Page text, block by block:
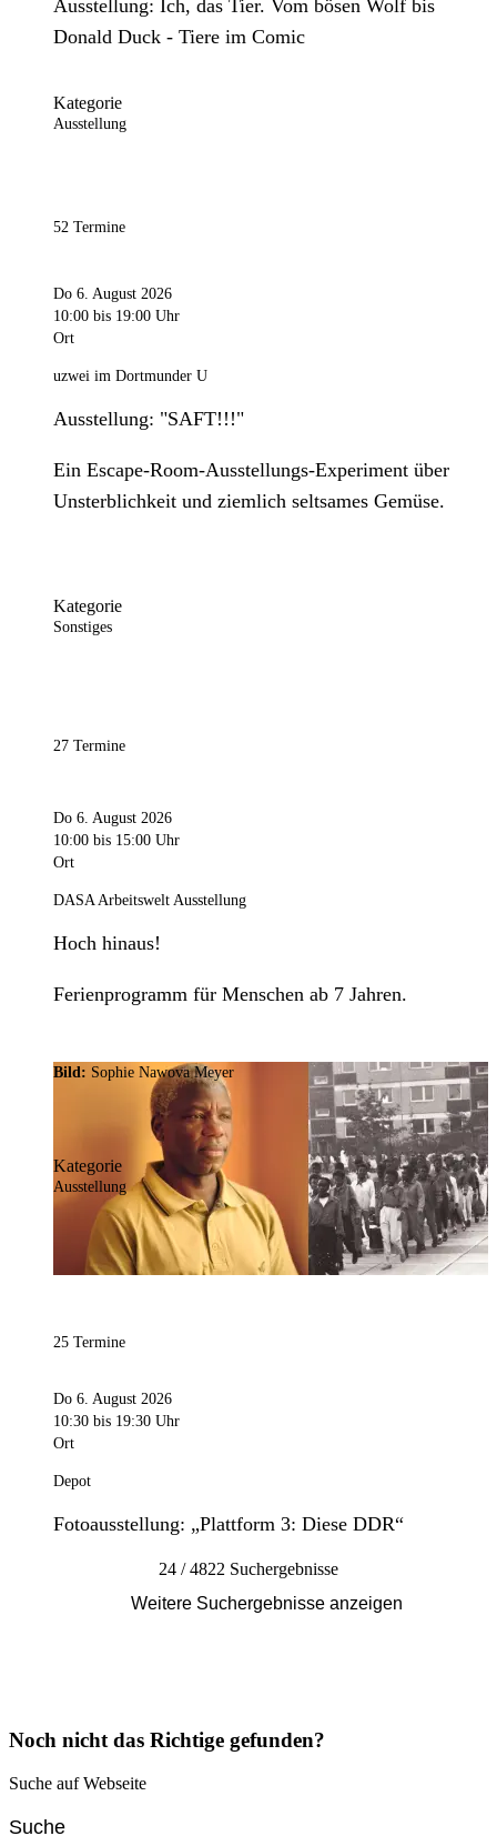
Ausstellung: Ich, das Tier. Vom bösen Wolf bis
Donald Duck - Tiere im Comic
Kategorie
Ausstellung
52 Termine
Do 6. August 2026
10:00 bis 19:00 Uhr
Ort
uzwei im Dortmunder U
Ausstellung: "SAFT!!!"
Ein Escape-Room-Ausstellungs-Experiment über
Unsterblichkeit und ziemlich seltsames Gemüse.
Kategorie
Sonstiges
27 Termine
Do 6. August 2026
10:00 bis 15:00 Uhr
Ort
DASA Arbeitswelt Ausstellung
Hoch hinaus!
Ferienprogramm für Menschen ab 7 Jahren.
Bild: Sophie Nawova Meyer
Kategorie
Ausstellung
25 Termine
Do 6. August 2026
10:30 bis 19:30 Uhr
Ort
Depot
Fotoausstellung: „Plattform 3: Diese DDR“
24 / 4822 Suchergebnisse
Weitere Suchergebnisse anzeigen
Noch nicht das Richtige gefunden?
Suche auf Webseite